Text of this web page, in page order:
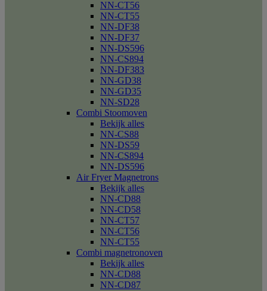
NN-CT56
NN-CT55
NN-DF38
NN-DF37
NN-DS596
NN-CS894
NN-DF383
NN-GD38
NN-GD35
NN-SD28
Combi Stoomoven
Bekijk alles
NN-CS88
NN-DS59
NN-CS894
NN-DS596
Air Fryer Magnetrons
Bekijk alles
NN-CD88
NN-CD58
NN-CT57
NN-CT56
NN-CT55
Combi magnetronoven
Bekijk alles
NN-CD88
NN-CD87